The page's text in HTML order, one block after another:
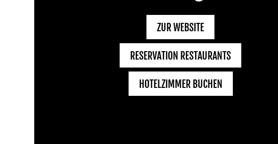
ZUR WEBSITE
RESERVATION RESTAURANTS
HOTELZIMMER BUCHEN